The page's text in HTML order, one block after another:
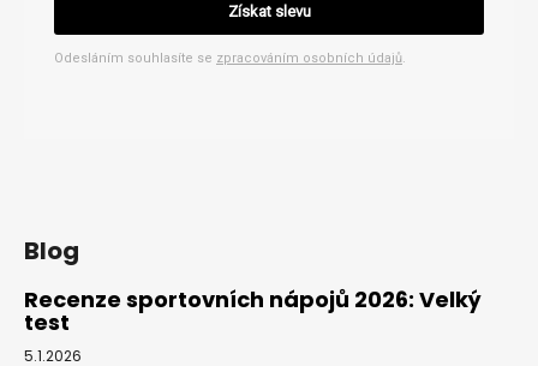
Získat slevu
Odesláním souhlasíte se zpracováním osobních údajů.
Blog
Recenze sportovních nápojů 2026: Velký
test
5.1.2026